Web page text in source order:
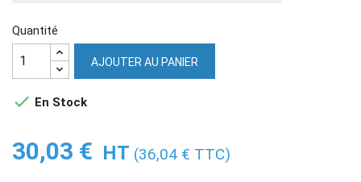
Quantité
AJOUTER AU PANIER
 En Stock
30,03 € HT (36,04 € TTC)